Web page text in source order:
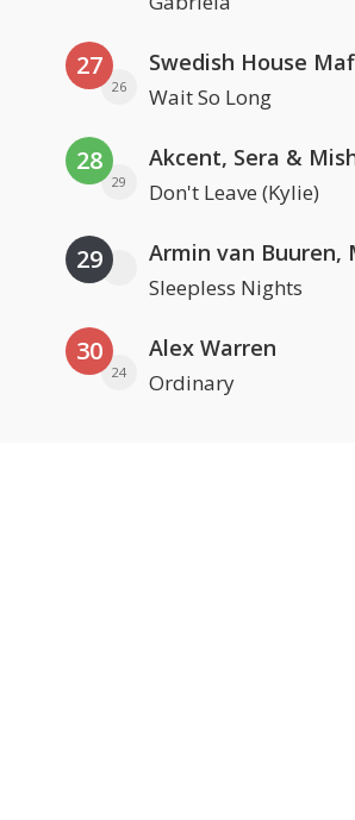
27
26
Swedish House
Wait So Long
28
29
Akcent, Sera &
Don't Leave (Kylie)
29
Sleepless Nights
30
24
Alex Warren
Ordinary